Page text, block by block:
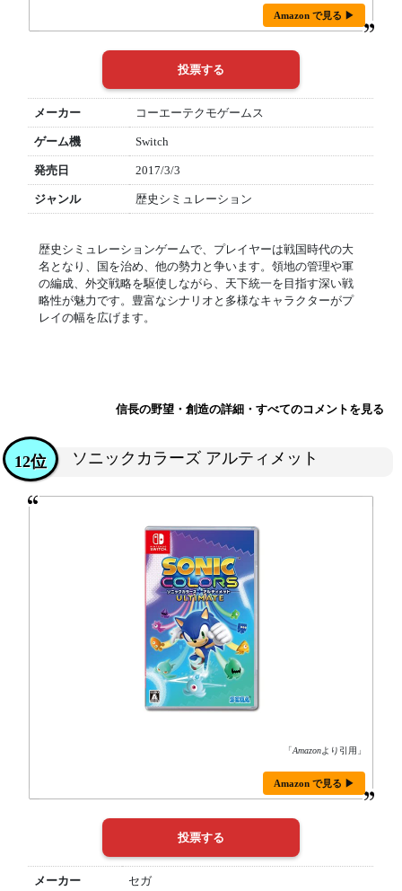
Amazon で見る ▶
メーカー コーエーテクモゲームス
ゲーム機 Switch
発売日 2017/3/3
ジャンル 歴史シミュレーション
歴史シミュレーションゲームで、プレイヤーは戦国時代の大
名となり、国を治め、他の勢力と争います。領地の管理や軍
の編成、外交戦略を駆使しながら、天下統一を目指す深い戦
略性が魅力です。豊富なシナリオと多様なキャラクターがプ
レイの幅を広げます。
信長の野望・創造の詳細・すべてのコメントを見る
ソニックカラーズ アルティメット
12位
「Amazonより引用」
Amazon で見る ▶
メーカー セガ